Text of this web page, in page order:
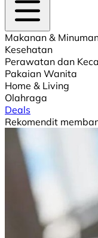
Makanan &
Kesehatan
Perawatan dan
Pakaian Wanita
Home & Living
Olahraga
Deals
Rekomendit